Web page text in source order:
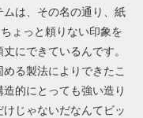
は、その名の通り、紙
ょっと頼りない印象を
にできているんです。
る製法によりできたこ
的にとっても強い造り
じゃないだなんてビッ